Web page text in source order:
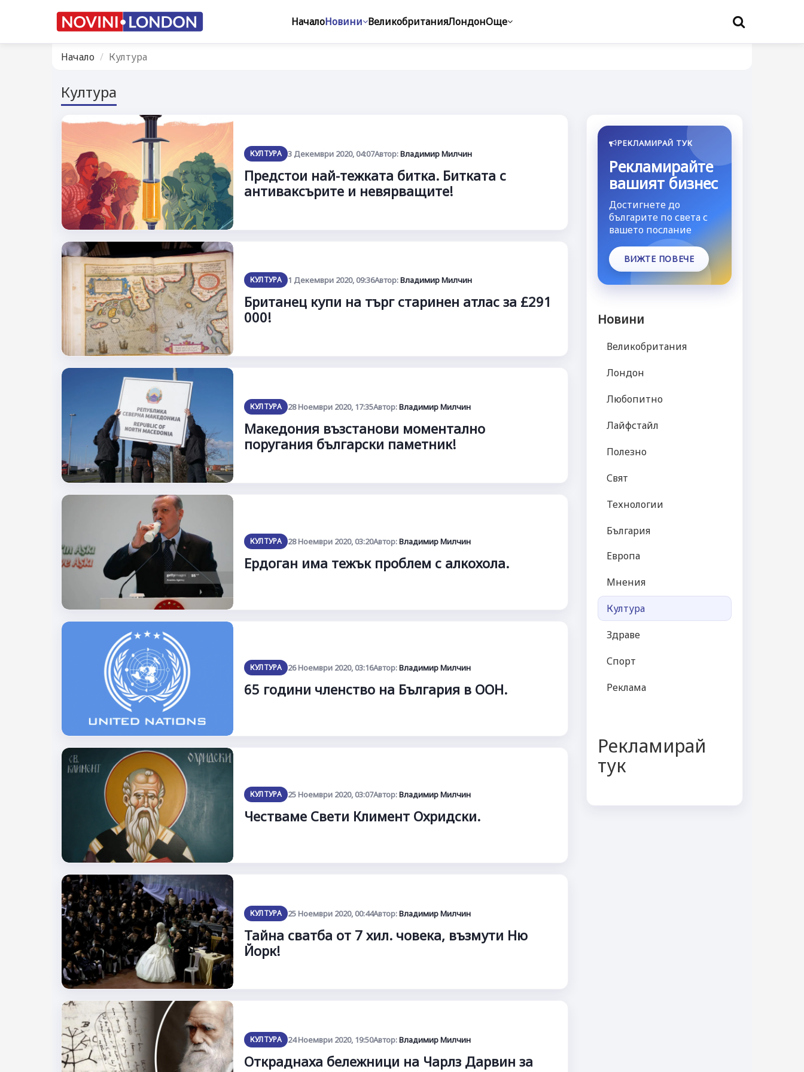
НачалоНовини ВеликобританияЛондонОще
Начало Култура
Култура
КУЛТУРА 3 Декември 2020, 04:07Автор:Владимир Милчин
Предстои най-тежката битка. Битката с
антиваксърите и невярващите!
КУЛТУРА 1 Декември 2020, 09:36Автор:Владимир Милчин
Британец купи на търг старинен атлас за £291
000!
КУЛТУРА 28 Ноември 2020, 17:35Автор:Владимир Милчин
Македония възстанови моментално
поругания български паметник!
КУЛТУРА 28 Ноември 2020, 03:20Автор:Владимир Милчин
Ердоган има тежък проблем с алкохола.
КУЛТУРА 26 Ноември 2020, 03:16Автор:Владимир Милчин
65 години членство на България в ООН.
КУЛТУРА 25 Ноември 2020, 03:07Автор:Владимир Милчин
Честваме Свети Климент Охридски.
КУЛТУРА 25 Ноември 2020, 00:44Автор:Владимир Милчин
Тайна сватба от 7 хил. човека, възмути Ню
Йорк!
КУЛТУРА 24 Ноември 2020, 19:50Автор:Владимир Милчин
Откраднаха бележници на Чарлз Дарвин за
РЕКЛАМИРАЙ ТУК
Рекламирайте
вашият бизнес
Достигнете до
българите по света с
вашето послание
ВИЖТЕ ПОВЕЧЕ
Новини
Великобритания
Лондон
Любопитно
Лайфстайл
Полезно
Свят
Технологии
България
Европа
Мнения
Култура
Здраве
Спорт
Реклама
Рекламирай
тук